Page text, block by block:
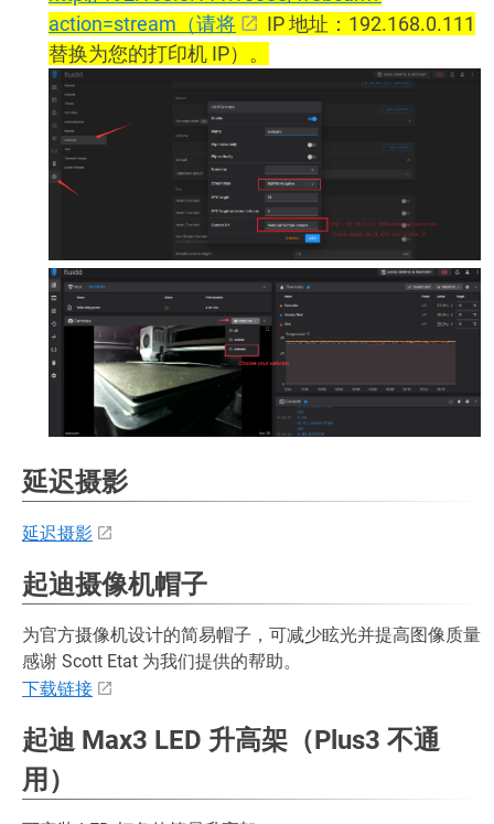
action=stream（请将
IP 地址：192.168.0.111
替换为您的打印机 IP）。
延迟摄影
延迟摄影
起迪摄像机帽子
为官方摄像机设计的简易帽子，可减少眩光并提高图像质量
感谢 Scott Etat 为我们提供的帮助。
下载链接
起迪 Max3 LED 升高架（Plus3 不通
用）